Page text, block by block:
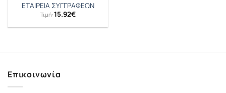
ΕΤΑΙΡΕΙΑ ΣΥΓΓΡΑΦΕΩΝ
Τιμή: 15.92€
Επικοινωνία